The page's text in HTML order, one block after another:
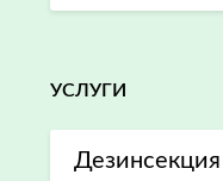
УСЛУГИ
Дезинсекция